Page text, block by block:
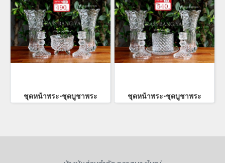
ชุดหน้าพระ-ชุดบูชาพระ ชุดหน้าพระ-ชุดบูชาพระ